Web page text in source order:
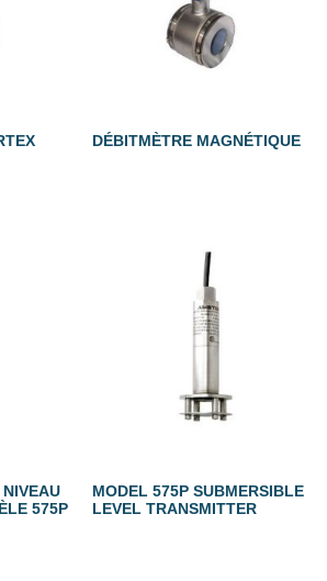
DÉBITMÈTRE MAGNÉTIQUE
575P
MODEL 575P SUBMERSIBLE
LEVEL TRANSMITTER